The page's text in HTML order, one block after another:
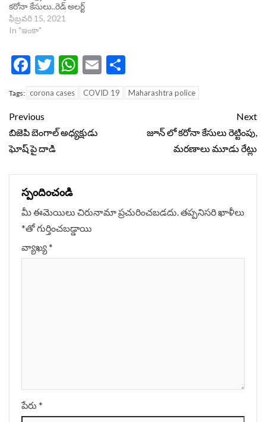
కరోనా కేసులు..రెడ్ అలర్ట్
ఫిబ్రవరి 15, 2021
In "ఇంకా"
Facebook
Twitter
WhatsApp
Email
Tags: corona cases COVID 19 Maharashtra police
Continue
Reading
Previous
బిజెపి బెంగాల్ అధ్యక్షుడు
ఘోష్ పై దాడి
Next
జూన్ లో కరోనా కేసులు రెట్టింపు,
మరణాలు మూడు రేట్లు
స్పందించండి
మీ ఈమెయిలు చిరునామా ప్రచురించబడదు. తప్పనిసరి ఖాళీలు
*‌తో గుర్తించబడ్డాయి
వ్యాఖ్య*
పేరు *